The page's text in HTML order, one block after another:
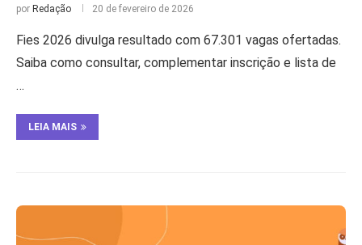
por Redação 20 de fevereiro de 2026
Fies 2026 divulga resultado com 67.301 vagas ofertadas.
Saiba como consultar, complementar inscrição e lista de
…
LEIA MAIS